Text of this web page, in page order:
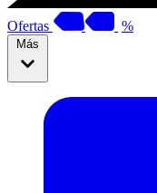
Ofertas %
Más